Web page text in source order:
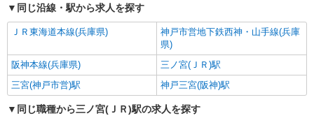
同じ沿線・駅から求人を探す
ＪＲ東海道本線(兵庫県)
神戸市営地下鉄西神・山手線(兵庫
県)
阪神本線(兵庫県)
三ノ宮(ＪＲ)駅
三宮(神戸市営)駅
神戸三宮(阪神)駅
同じ職種から三ノ宮(ＪＲ)駅の求人を探す